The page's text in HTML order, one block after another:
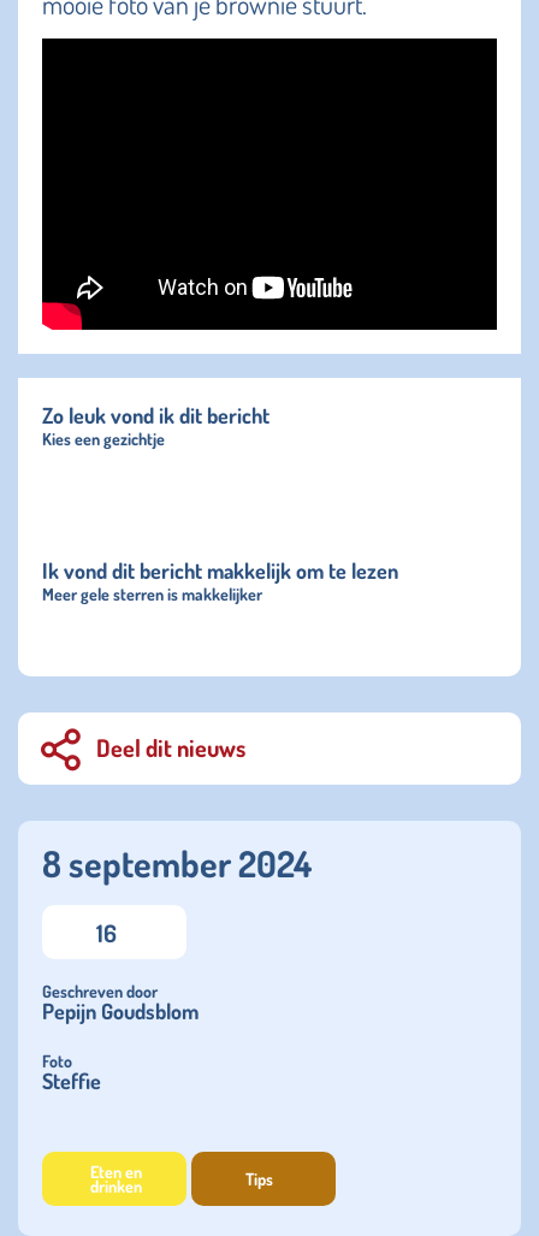
Zo leuk vond ik dit bericht
Kies een gezichtje
Ik vond dit bericht makkelijk om te lezen
Meer gele sterren is makkelijker
Deel dit nieuws
8 september 2024
16
Geschreven door
Pepijn Goudsblom
Foto
Steffie
Eten en
drinken Tips